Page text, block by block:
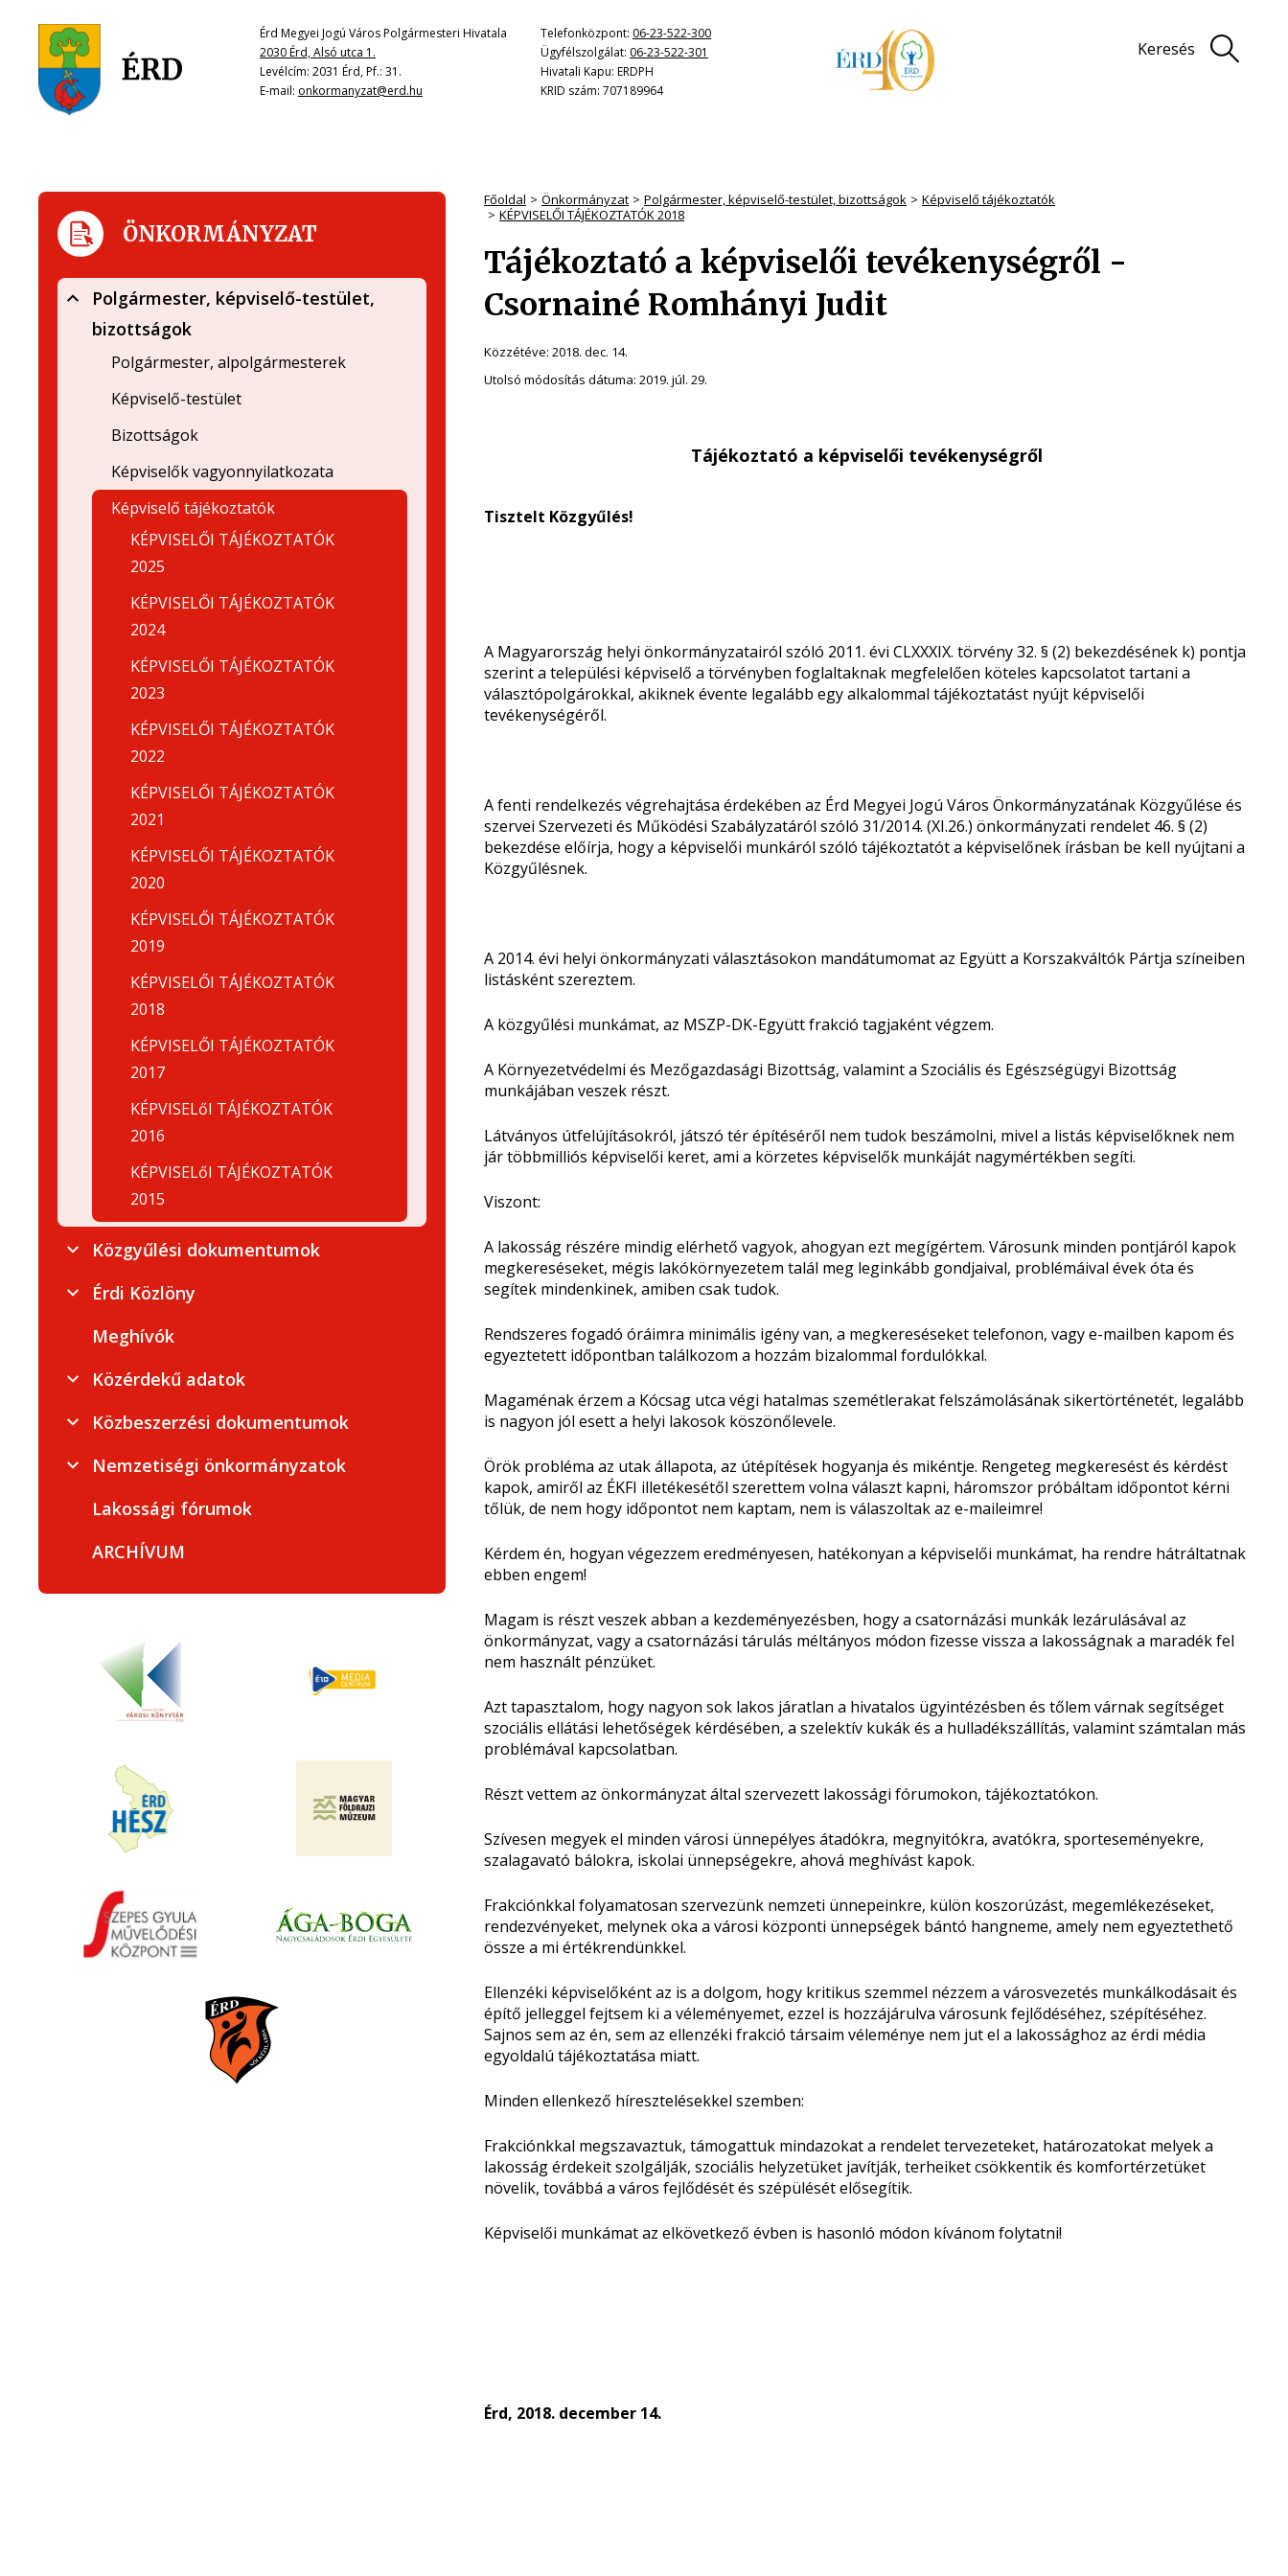
Érd Megyei Jogú Város Polgármesteri Hivatala
2030 Érd, Alsó utca 1.
Levélcím: 2031 Érd, Pf.: 31.
E-mail: onkormanyzat@erd.hu
Telefonközpont: 06-23-522-300
Ügyfélszolgálat: 06-23-522-301
Hivatali Kapu: ERDPH
KRID szám: 707189964
Keresés
Főoldal Önkormányzat Polgármester, képviselő-testület, bizottságok
Képviselő tájékoztatók
KÉPVISELŐI TÁJÉKOZTATÓK 2018
Tájékoztató a képviselői tevékenységről -
Csornainé Romhányi Judit
Közzétéve: 2018. dec. 14.
Utolsó módosítás dátuma: 2019. júl. 29.
Tájékoztató a képviselői tevékenységről
Tisztelt Közgyűlés!
A Magyarország helyi önkormányzatairól szóló 2011. évi CLXXXIX. törvény 32. § (2) bekezdésének k) pontja
szerint a települési képviselő a törvényben foglaltaknak megfelelően köteles kapcsolatot tartani a
választópolgárokkal, akiknek évente legalább egy alkalommal tájékoztatást nyújt képviselői
tevékenységéről.
A fenti rendelkezés végrehajtása érdekében az Érd Megyei Jogú Város Önkormányzatának Közgyűlése és
szervei Szervezeti és Működési Szabályzatáról szóló 31/2014. (XI.26.) önkormányzati rendelet 46. § (2)
bekezdése előírja, hogy a képviselői munkáról szóló tájékoztatót a képviselőnek írásban be kell nyújtani a
Közgyűlésnek.
A 2014. évi helyi önkormányzati választásokon mandátumomat az Együtt a Korszakváltók Pártja színeiben
listásként szereztem.
A közgyűlési munkámat, az MSZP-DK-Együtt frakció tagjaként végzem.
A Környezetvédelmi és Mezőgazdasági Bizottság, valamint a Szociális és Egészségügyi Bizottság
munkájában veszek részt.
Látványos útfelújításokról, játszó tér építéséről nem tudok beszámolni, mivel a listás képviselőknek nem
jár többmilliós képviselői keret, ami a körzetes képviselők munkáját nagymértékben segíti.
Viszont:
A lakosság részére mindig elérhető vagyok, ahogyan ezt megígértem. Városunk minden pontjáról kapok
megkereséseket, mégis lakókörnyezetem talál meg leginkább gondjaival, problémáival évek óta és
segítek mindenkinek, amiben csak tudok.
Rendszeres fogadó óráimra minimális igény van, a megkereséseket telefonon, vagy e-mailben kapom és
egyeztetett időpontban találkozom a hozzám bizalommal fordulókkal.
Magaménak érzem a Kócsag utca végi hatalmas szemétlerakat felszámolásának sikertörténetét, legalább
is nagyon jól esett a helyi lakosok köszönőlevele.
Örök probléma az utak állapota, az útépítések hogyanja és mikéntje. Rengeteg megkeresést és kérdést
kapok, amiről az ÉKFI illetékesétől szerettem volna választ kapni, háromszor próbáltam időpontot kérni
tőlük, de nem hogy időpontot nem kaptam, nem is válaszoltak az e-maileimre!
Kérdem én, hogyan végezzem eredményesen, hatékonyan a képviselői munkámat, ha rendre hátráltatnak
ebben engem!
Magam is részt veszek abban a kezdeményezésben, hogy a csatornázási munkák lezárulásával az
önkormányzat, vagy a csatornázási tárulás méltányos módon fizesse vissza a lakosságnak a maradék fel
nem használt pénzüket.
Azt tapasztalom, hogy nagyon sok lakos járatlan a hivatalos ügyintézésben és tőlem várnak segítséget
szociális ellátási lehetőségek kérdésében, a szelektív kukák és a hulladékszállítás, valamint számtalan más
problémával kapcsolatban.
Részt vettem az önkormányzat által szervezett lakossági fórumokon, tájékoztatókon.
Szívesen megyek el minden városi ünnepélyes átadókra, megnyitókra, avatókra, sporteseményekre,
szalagavató bálokra, iskolai ünnepségekre, ahová meghívást kapok.
Frakciónkkal folyamatosan szervezünk nemzeti ünnepeinkre, külön koszorúzást, megemlékezéseket,
rendezvényeket, melynek oka a városi központi ünnepségek bántó hangneme, amely nem egyeztethető
össze a mi értékrendünkkel.
Ellenzéki képviselőként az is a dolgom, hogy kritikus szemmel nézzem a városvezetés munkálkodásait és
építő jelleggel fejtsem ki a véleményemet, ezzel is hozzájárulva városunk fejlődéséhez, szépítéséhez.
Sajnos sem az én, sem az ellenzéki frakció társaim véleménye nem jut el a lakossághoz az érdi média
egyoldalú tájékoztatása miatt.
Minden ellenkező híresztelésekkel szemben:
Frakciónkkal megszavaztuk, támogattuk mindazokat a rendelet tervezeteket, határozatokat melyek a
lakosság érdekeit szolgálják, szociális helyzetüket javítják, terheiket csökkentik és komfortérzetüket
növelik, továbbá a város fejlődését és szépülését elősegítik.
Képviselői munkámat az elkövetkező évben is hasonló módon kívánom folytatni!
Érd, 2018. december 14.
ÖNKORMÁNYZAT
Polgármester, képviselő-testület,
bizottságok
Polgármester, alpolgármesterek
Képviselő-testület
Bizottságok
Képviselők vagyonnyilatkozata
Képviselő tájékoztatók
KÉPVISELŐI TÁJÉKOZTATÓK
2025
KÉPVISELŐI TÁJÉKOZTATÓK
2024
KÉPVISELŐI TÁJÉKOZTATÓK
2023
KÉPVISELŐI TÁJÉKOZTATÓK
2022
KÉPVISELŐI TÁJÉKOZTATÓK
2021
KÉPVISELŐI TÁJÉKOZTATÓK
2020
KÉPVISELŐI TÁJÉKOZTATÓK
2019
KÉPVISELŐI TÁJÉKOZTATÓK
2018
KÉPVISELŐI TÁJÉKOZTATÓK
2017
KÉPVISELőI TÁJÉKOZTATÓK
2016
KÉPVISELőI TÁJÉKOZTATÓK
2015
Közgyűlési dokumentumok
Érdi Közlöny
Meghívók
Közérdekű adatok
Közbeszerzési dokumentumok
Nemzetiségi önkormányzatok
Lakossági fórumok
ARCHÍVUM